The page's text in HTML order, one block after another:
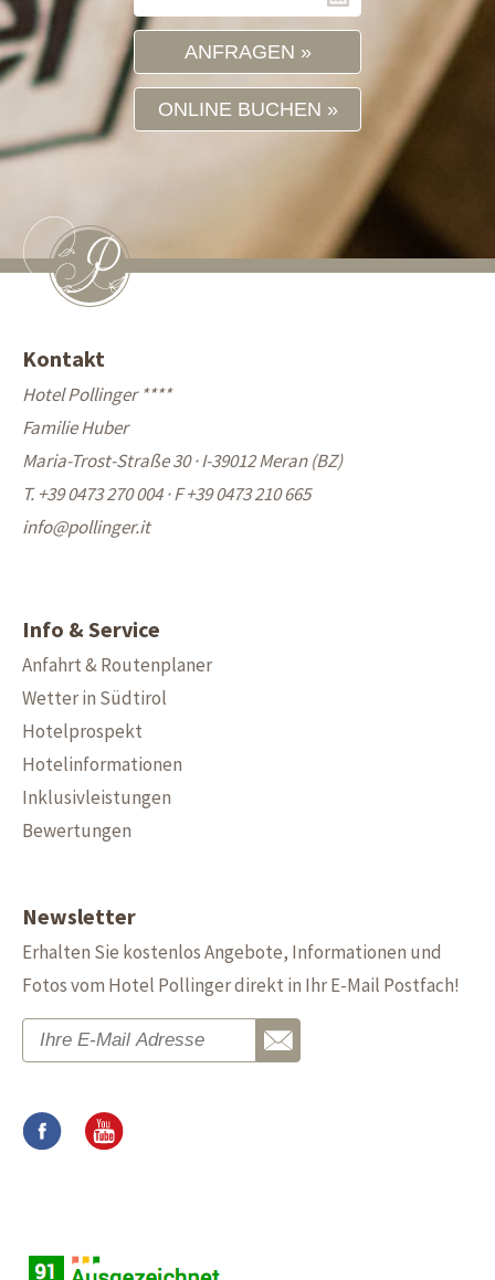
ANFRAGEN
ONLINE BUCHEN
Kontakt
Hotel Pollinger ****
Familie Huber
Maria-Trost-Straße 30 · I-39012 Meran (BZ)
T. +39 0473 270 004·F +39 0473 210 665
info@pollinger.it
Info & Service
Anfahrt & Routenplaner
Wetter in Südtirol
Hotelprospekt
Hotelinformationen
Inklusivleistungen
Bewertungen
Newsletter
Erhalten Sie kostenlos Angebote, Informationen und
Fotos vom Hotel Pollinger direkt in Ihr E-Mail Postfach!